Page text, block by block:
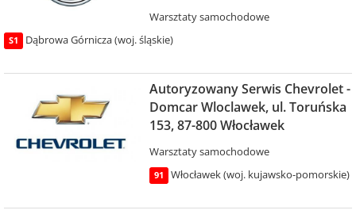
Warsztaty samochodowe
S1 Dąbrowa Górnicza (woj. śląskie)
Autoryzowany Serwis Chevrolet -
Domcar Wloclawek, ul. Toruńska
153, 87-800 Włocławek
Warsztaty samochodowe
91 Włocławek (woj. kujawsko-pomorskie)